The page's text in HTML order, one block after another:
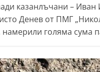
казанлъчани – Иван
Денев от ПМГ
голяма сума